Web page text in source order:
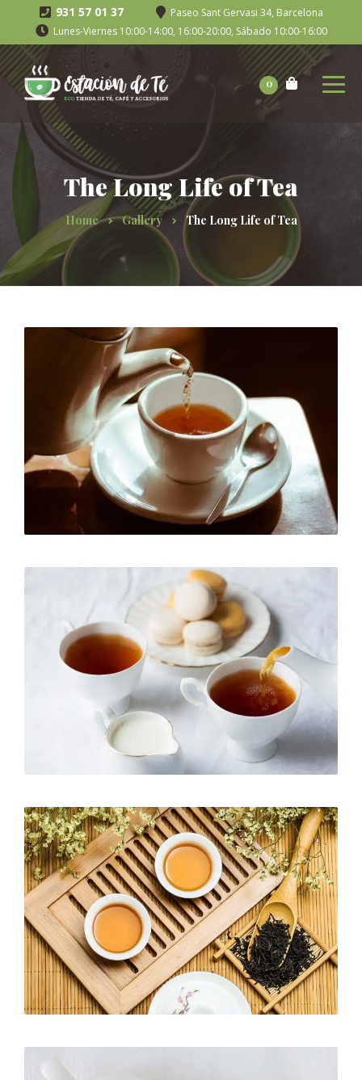
931 57 01 37
Paseo Sant Gervasi 34, Barcelona
Lunes-Viernes 10:00-14:00, 16:00-20:00, Sábado 10:00-16:00
0
The Long Life of Tea
Home Gallery The Long Life of Tea